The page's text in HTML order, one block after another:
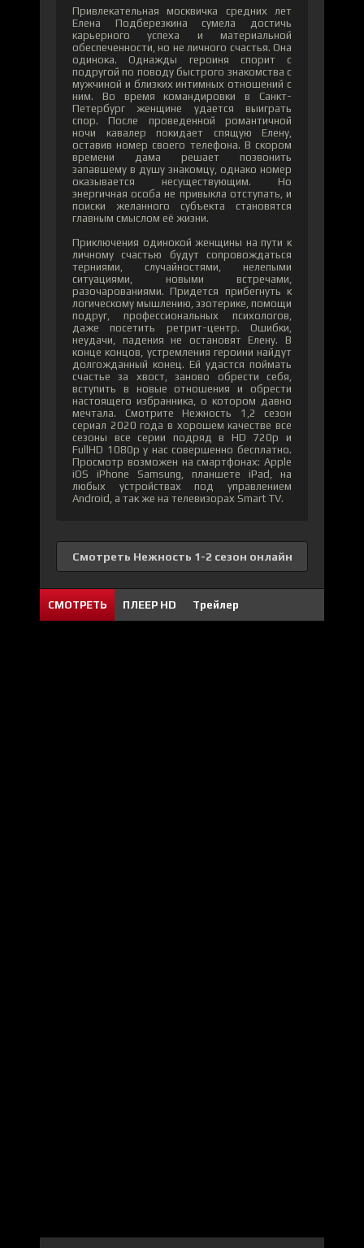
Привлекательная москвичка средних лет
Елена Подберезкина сумела достичь
карьерного успеха и материальной
обеспеченности, но не личного счастья. Она
одинока. Однажды героиня спорит с
подругой по поводу быстрого знакомства с
мужчиной и близких интимных отношений с
ним. Во время командировки в Санкт-
Петербург женщине удается выиграть
спор. После проведенной романтичной
ночи кавалер покидает спящую Елену,
оставив номер своего телефона. В скором
времени дама решает позвонить
запавшему в душу знакомцу, однако номер
оказывается несуществующим. Но
энергичная особа не привыкла отступать, и
поиски желанного субъекта становятся
главным смыслом её жизни.
Приключения одинокой женщины на пути к
личному счастью будут сопровождаться
терниями, случайностями, нелепыми
ситуациями, новыми встречами,
разочарованиями. Придется прибегнуть к
логическому мышлению, эзотерике, помощи
подруг, профессиональных психологов,
даже посетить ретрит-центр. Ошибки,
неудачи, падения не остановят Елену. В
конце концов, устремления героини найдут
долгожданный конец. Ей удастся поймать
счастье за хвост, заново обрести себя,
вступить в новые отношения и обрести
настоящего избранника, о котором давно
мечтала. Смотрите Нежность 1,2 сезон
сериал 2020 года в хорошем качестве все
сезоны все серии подряд в HD 720p и
FullHD 1080p у нас совершенно бесплатно.
Просмотр возможен на смартфонах: Apple
iOS iPhone Samsung, планшете iPad, на
любых устройствах под управлением
Android, а так же на телевизорах Smart TV.
Смотреть Нежность 1-2 сезон онлайн
СМОТРЕТЬ ПЛЕЕР HD Трейлер